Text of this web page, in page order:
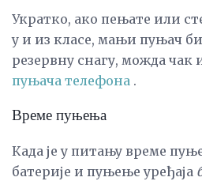
Укратко, ако пењате или
у и из класе, мањи пуњач
резервну снагу, можда чак
пуњача телефона .
Време пуњења
Када је у питању време
батерије и пуњење уређаја